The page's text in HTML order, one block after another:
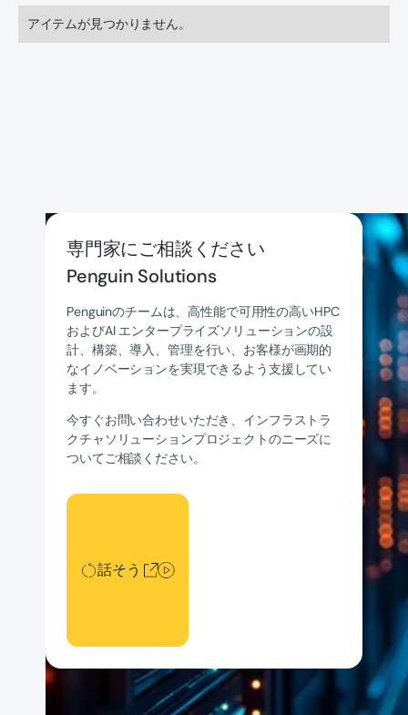
アイテムが見つかりません。
専門家にご相談ください
Penguin Solutions
Penguinのチームは、高性能で可用性の高いHPC
およびAI エンタープライズソリューションの設
計、構築、導入、管理を行い、お客様が画期的
なイノベーションを実現できるよう支援してい
ます。
今すぐお問い合わせいただき、インフラストラ
クチャソリューションプロジェクトのニーズに
ついてご相談ください。
話そう
話そう